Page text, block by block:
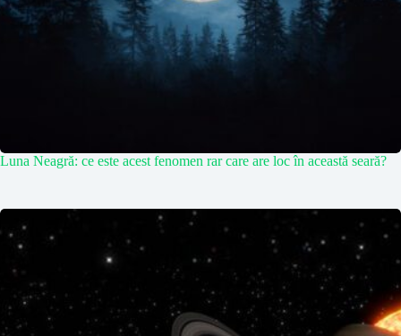
Luna Neagră: ce este acest fenomen rar care are loc în această seară?